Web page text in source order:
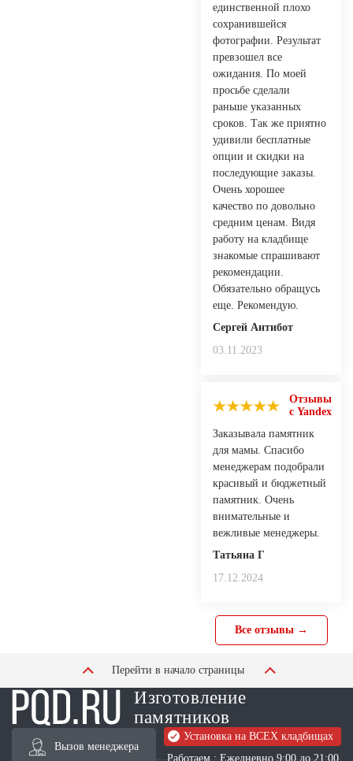
единственной плохо
сохранившейся
фотографии. Результат
превзошел все
ожидания. По моей
просьбе сделали
раньше указанных
сроков. Так же приятно
удивили бесплатные
опции и скидки на
последующие заказы.
Очень хорошее
качество по довольно
средним ценам. Видя
работу на кладбище
знакомые спрашивают
рекомендации.
Обязательно обращусь
еще. Рекомендую.
Сергей Антибот
03.11.2023
Отзывы
с Yandex
Заказывала памятник
для мамы. Спасибо
менеджерам подобрали
красивый и бюджетный
памятник. Очень
внимательные и
вежливые менеджеры.
Татьяна Г
17.12.2024
Все отзывы →
Перейти в начало страницы
Изготовление
памятников
Вызов менеджера
Установка на ВСЕХ кладбищах
Работаем : Ежедневно 9:00 до 21:00